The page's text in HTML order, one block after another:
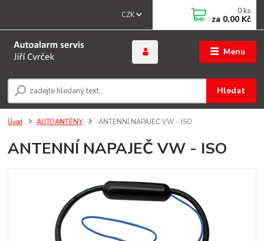
Menu
CZK
Hledat
0 ks
za 0,00 Kč
Úvod AUTOANTÉNY ANTENNÍ NAPAJEČ VW - ISO
ANTENNÍ NAPAJEČ VW - ISO